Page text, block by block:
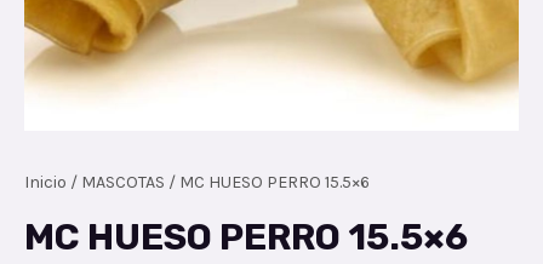
Inicio / MASCOTAS / MC HUESO PERRO 15.5×6
MC HUESO PERRO 15.5×6